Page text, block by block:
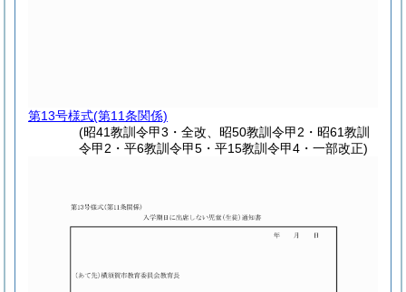
第13号様式(第11条関係)
(昭41教訓令甲3・全改、昭50教訓令甲2・昭61教訓
令甲2・平6教訓令甲5・平15教訓令甲4・一部改正)